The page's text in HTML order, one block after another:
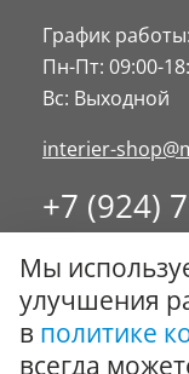
График работы:
Пн-Пт: 09:00-
Вс: Выходной
interier-
+7 (924)
8 (4234)
Заказать
© ООО "Стиль-
Мы
улучшения
в политике
всегда